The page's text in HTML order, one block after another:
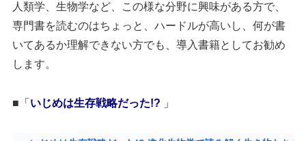
人類学、生物学など、この様な分野に興味がある方で、
専門書を読むのはちょっと、ハードルが高いし、何が書
いてあるか理解できない方でも、導入書籍としてお勧め
します。
■ 「 いじめは生存戦略だった!? 」